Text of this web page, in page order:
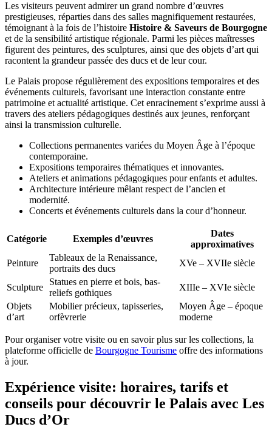
Les visiteurs peuvent admirer un grand nombre d’œuvres
prestigieuses, réparties dans des salles magnifiquement restaurées,
témoignant à la fois de l’histoire Histoire & Saveurs de Bourgogne
et de la sensibilité artistique régionale. Parmi les pièces maîtresses
figurent des peintures, des sculptures, ainsi que des objets d’art qui
racontent la grandeur passée des ducs et de leur cour.
Le Palais propose régulièrement des expositions temporaires et des
événements culturels, favorisant une interaction constante entre
patrimoine et actualité artistique. Cet enracinement s’exprime aussi à
travers des ateliers pédagogiques destinés aux jeunes, renforçant
ainsi la transmission culturelle.
Collections permanentes variées du Moyen Âge à l’époque
contemporaine.
Expositions temporaires thématiques et innovantes.
Ateliers et animations pédagogiques pour enfants et adultes.
Architecture intérieure mêlant respect de l’ancien et
modernité.
Concerts et événements culturels dans la cour d’honneur.
Catégorie Exemples d’œuvres
Dates
approximatives
Peinture
Tableaux de la Renaissance,
portraits des ducs
XVe – XVIIe siècle
Sculpture
Statues en pierre et bois, bas-
reliefs gothiques
XIIIe – XVIe siècle
Objets
d’art
Mobilier précieux, tapisseries,
orfèvrerie
Moyen Âge – époque
moderne
Pour organiser votre visite ou en savoir plus sur les collections, la
plateforme officielle de Bourgogne Tourisme offre des informations
à jour.
Expérience visite: horaires, tarifs et
conseils pour découvrir le Palais avec Les
Ducs d’Or